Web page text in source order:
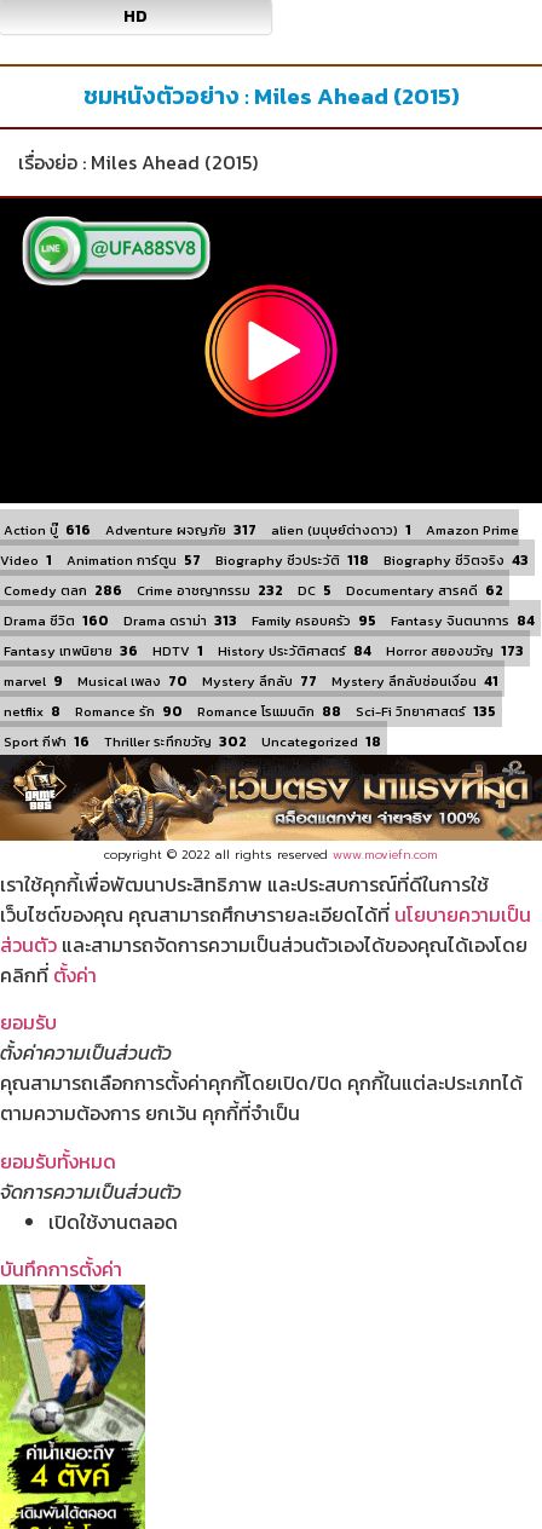
HD
ชมหนังตัวอย่าง : Miles Ahead (2015)
เรื่องย่อ : Miles Ahead (2015)
Action บู๊ 616 Adventure ผจญภัย 317 alien (มนุษย์ต่างดาว) 1
Amazon Prime
Video 1 Animation การ์ตูน 57 Biography ชีวประวัติ 118 Biography ชีวิตจริง 43
Comedy ตลก 286 Crime อาชญากรรม 232 DC 5 Documentary สารคดี 62
Drama ชีวิต 160 Drama ดราม่า 313 Family ครอบครัว 95 Fantasy จินตนาการ 84
Fantasy เทพนิยาย 36 HDTV 1 History ประวัติศาสตร์ 84 Horror สยองขวัญ 173
marvel 9 Musical เพลง 70 Mystery ลึกลับ 77 Mystery ลึกลับซ่อนเงื่อน 41
netflix 8 Romance รัก 90 Romance โรแมนติก 88 Sci-Fi วิทยาศาสตร์ 135
Sport กีฬา 16 Thriller ระทึกขวัญ 302 Uncategorized 18
copyright © 2022 all rights reserved www.moviefn.com
เราใช้คุกกี้เพื่อพัฒนาประสิทธิภาพ และประสบการณ์ที่ดีในการใช้
เว็บไซต์ของคุณ คุณสามารถศึกษารายละเอียดได้ที่ นโยบายความเป็น
ส่วนตัว และสามารถจัดการความเป็นส่วนตัวเองได้ของคุณได้เองโดย
คลิกที่ ตั้งค่า
ยอมรับ
ตั้งค่าความเป็นส่วนตัว
คุณสามารถเลือกการตั้งค่าคุกกี้โดยเปิด/ปิด คุกกี้ในแต่ละประเภทได้
ตามความต้องการ ยกเว้น คุกกี้ที่จำเป็น
ยอมรับทั้งหมด
จัดการความเป็นส่วนตัว
เปิดใช้งานตลอด
บันทึกการตั้งค่า